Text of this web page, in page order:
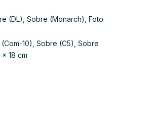
(DL), Sobre (Monarch), Foto
10), Sobre (C5), Sobre
18 cm